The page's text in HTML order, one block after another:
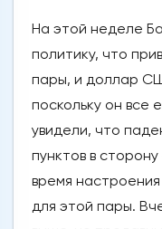
На этой неделе
политику, что
пары, и доллар
поскольку он все
увидели, что
пунктов в
время
для этой пары.